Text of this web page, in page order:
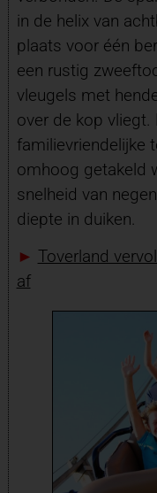
in de helix van
plaats voor één
een rustig
vleugels met
over de kop vliegt.
familievriendelijke
omhoog getakeld
snelheid van
diepte in duiken.
► Toverland
af